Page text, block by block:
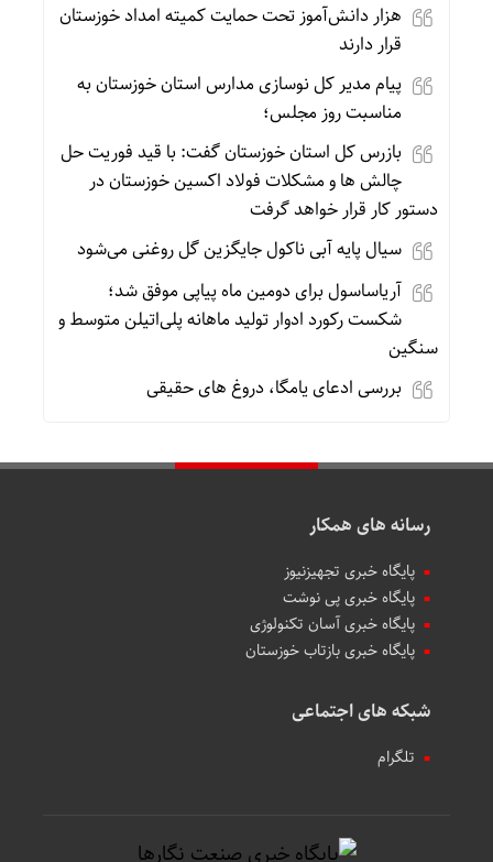
هزار دانش‌آموز تحت حمایت کمیته امداد خوزستان
قرار دارند
پیام مدیر کل نوسازی مدارس استان خوزستان به
مناسبت روز مجلس؛
بازرس کل استان خوزستان گفت: با قید فوریت حل
چالش ها و مشکلات فولاد اکسین خوزستان در
دستور کار قرار خواهد گرفت
سیال پایه آبی ناکول جایگزین گل روغنی می‌شود
آریاساسول برای دومین ماه پیاپی موفق شد؛
شکست رکورد ادوار تولید ماهانه پلی‌اتیلن متوسط و
سنگین
بررسی ادعای یامگا، دروغ های حقیقی
رسانه های همکار
پایگاه خبری تجهیزنیوز
پایگاه خبری پی نوشت
پایگاه خبری آسان تکنولوژی
پایگاه خبری بازتاب خوزستان
شبکه های اجتماعی
تلگرام